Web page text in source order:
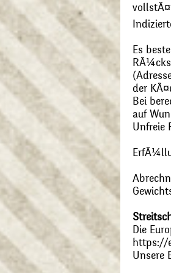
Es
der
Bei
auf
Unfreie
Die
https://
Unsere